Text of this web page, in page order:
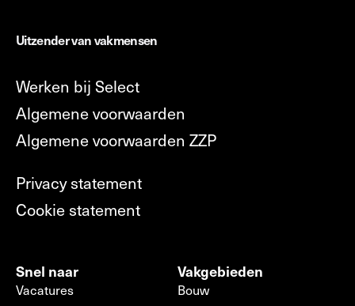
Uitzender van vakmensen
Werken bij Select
Algemene voorwaarden
Algemene voorwaarden ZZP
Privacy statement
Cookie statement
Snel naar
Vacatures
Vakgebieden
Bouw